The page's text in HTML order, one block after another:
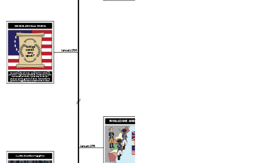
CODICE SLAVE DELLA VIRGINIA
RIVOLUZIONE AMERICANA
1 ° atto di schiavo fuggitivo
I codici degli schiavi della Virginia erano le leggi
sulla schiavitù più dure. Qualsiasi non cristiano
portato in Virginia sarebbe stato uno schiavo anche
se si fosse convertito. I proprietari di schiavi
potevano punire gli schiavi senza ripercussioni e
gli schiavi fuggiti potevano essere catturati per
una ricompensa.
January 1705
January 1775
"Tutti gli
uomini
sono
uguali"